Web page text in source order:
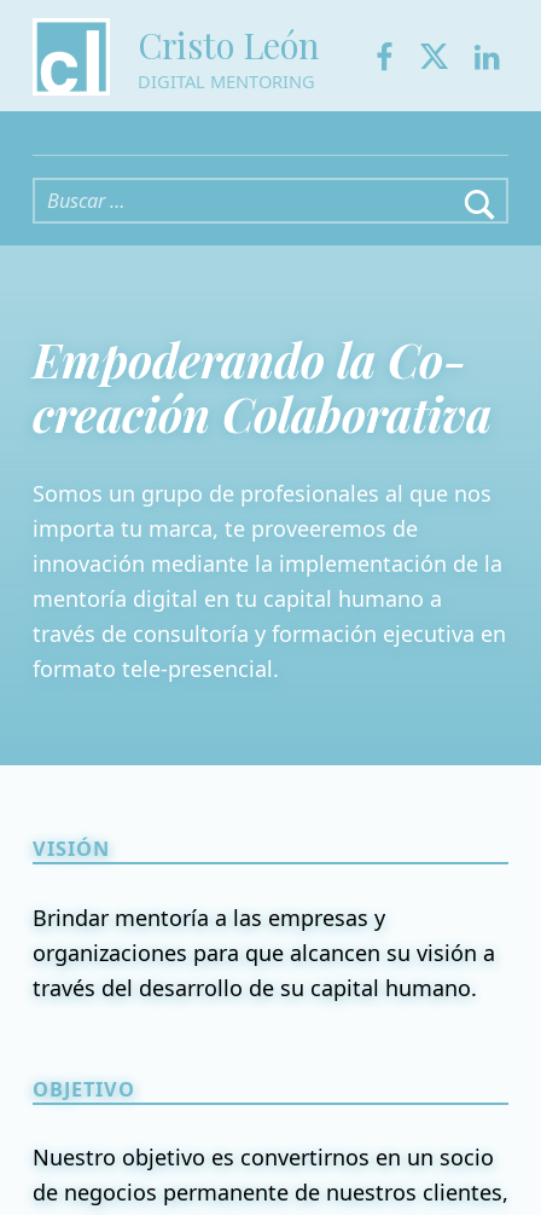
Cristo León
DIGITAL MENTORING
Buscar:
Empoderando la Co-
creación Colaborativa
Somos un grupo de profesionales al que nos
importa tu marca, te proveeremos de
innovación mediante la implementación de la
mentoría digital en tu capital humano a
través de consultoría y formación ejecutiva en
formato tele-presencial.
VISIÓN
Brindar mentoría a las empresas y
organizaciones para que alcancen su visión a
través del desarrollo de su capital humano.
OBJETIVO
Nuestro objetivo es convertirnos en un socio
de negocios permanente de nuestros clientes,